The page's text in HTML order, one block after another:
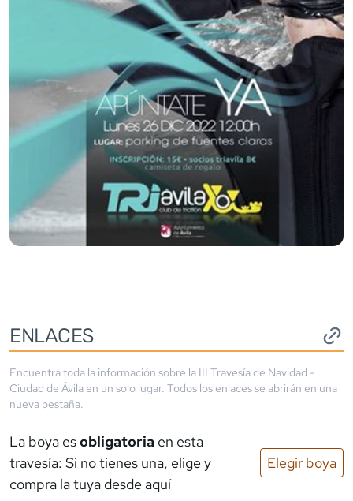
ENLACES
Encuentra toda la información sobre la III Travesía de Navidad -
Ciudad de Ávila en un solo lugar. Todos los enlaces se abrirán en una
nueva pestaña.
La boya esobligatoria en esta
travesía: Si no tienes una, elige y
compra la tuya desde aquí
Elegir boya